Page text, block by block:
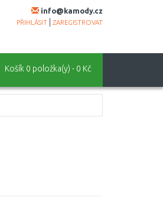
info@kamody.cz
PŘIHLÁSIT ZAREGISTROVAT
Košík 0 položka(y) - 0 Kč